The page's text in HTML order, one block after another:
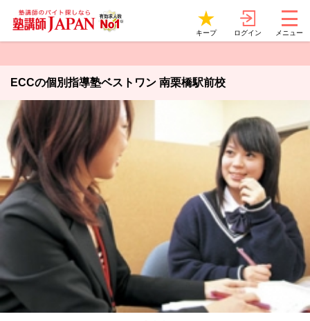
キープ ログイン メニュー
ECCの個別指導塾ベストワン 南栗橋駅前校